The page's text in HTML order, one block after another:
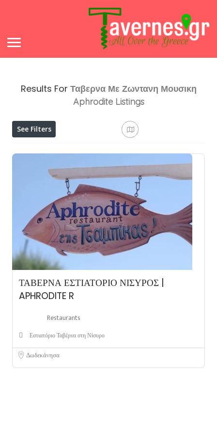
Results For Ταβερνα Με Ζωντανη Μουσικη
Aphrodite Listings
See Filters
ΤΑΒΕΡΝΑ ΕΣΤΙΑΤΟΡΙΟ ΝΙΣΥΡΟΣ |
APHRODITE R
Restaurants
Εστιατόριο Ταβέρνα στη Νίσυρο
Δωδεκάνησα